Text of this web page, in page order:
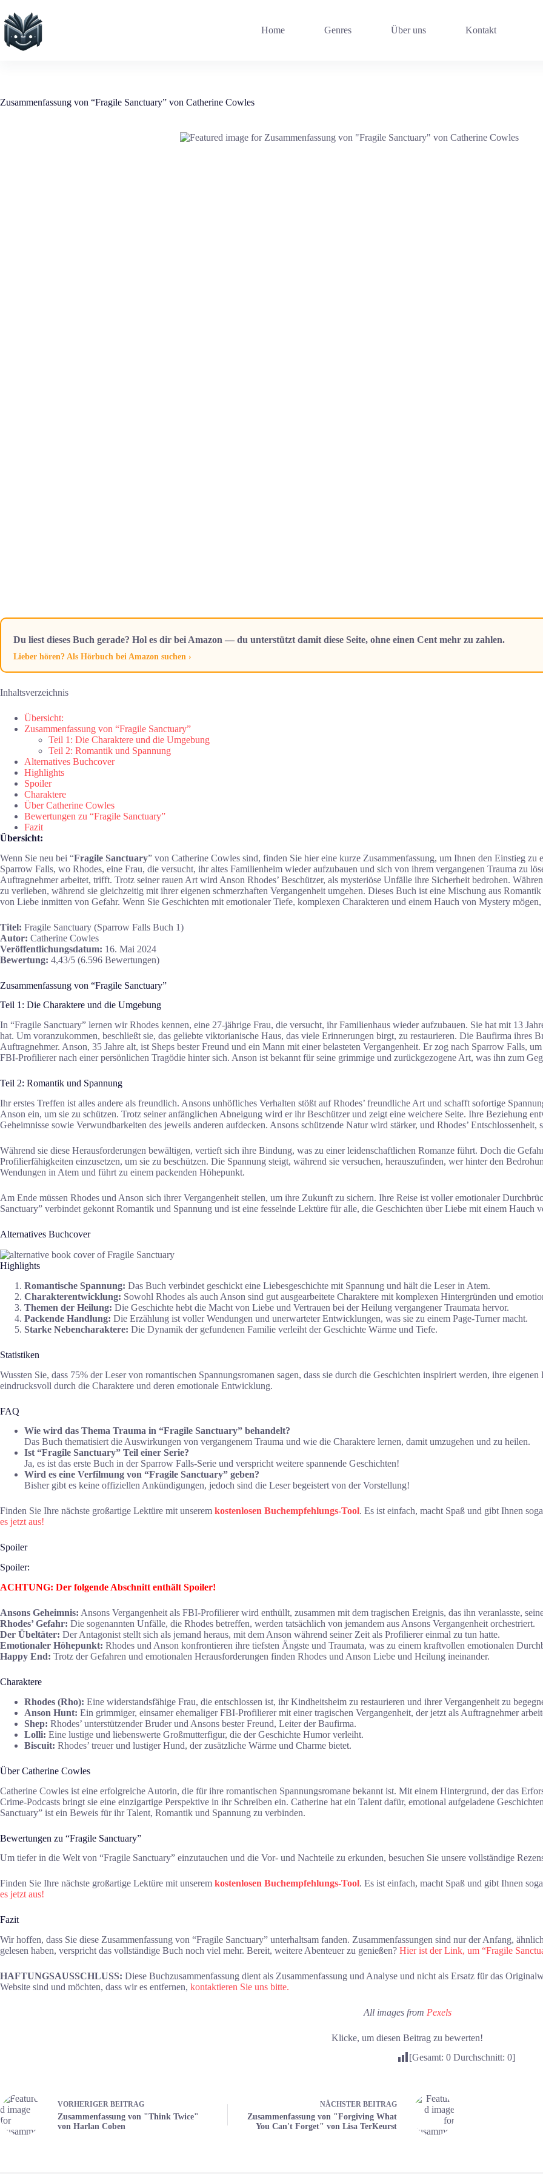
Inhalt
springen
Home Genres Über uns Kontakt
Zusammenfassung von “Fragile Sanctuary” von Catherine Cowles
Du liest dieses Buch gerade? Hol es dir bei Amazon — du unterstützt damit diese Seite, ohne einen Cent mehr zu zahlen.
Lieber hören? Als Hörbuch bei Amazon suchen ›
Inhaltsverzeichnis
Übersicht:
Zusammenfassung von “Fragile Sanctuary”
Teil 1: Die Charaktere und die Umgebung
Teil 2: Romantik und Spannung
Alternatives Buchcover
Highlights
Spoiler
Charaktere
Über Catherine Cowles
Bewertungen zu “Fragile Sanctuary”
Fazit
Übersicht:
Wenn Sie neu bei “Fragile Sanctuary” von Catherine Cowles sind, finden Sie hier eine kurze Zusammenfassung, um Ihnen den Einstieg
Sparrow Falls, wo Rhodes, eine Frau, die versucht, ihr altes Familienheim wieder aufzubauen und sich von ihrem vergangenen Trauma zu
Auftragnehmer arbeitet, trifft. Trotz seiner rauen Art wird Anson Rhodes’ Beschützer, als mysteriöse Unfälle ihre Sicherheit bedrohen.
zu verlieben, während sie gleichzeitig mit ihrer eigenen schmerzhaften Vergangenheit umgehen. Dieses Buch ist eine Mischung aus
von Liebe inmitten von Gefahr. Wenn Sie Geschichten mit emotionaler Tiefe, komplexen Charakteren und einem Hauch von Mystery
Titel: Fragile Sanctuary (Sparrow Falls Buch 1)
Autor: Catherine Cowles
Veröffentlichungsdatum: 16. Mai 2024
Bewertung: 4,43/5 (6.596 Bewertungen)
Zusammenfassung von “Fragile Sanctuary”
Teil 1: Die Charaktere und die Umgebung
In “Fragile Sanctuary” lernen wir Rhodes kennen, eine 27-jährige Frau, die versucht, ihr Familienhaus wieder aufzubauen. Sie hat mit 13
hat. Um voranzukommen, beschließt sie, das geliebte viktorianische Haus, das viele Erinnerungen birgt, zu restaurieren. Die Baufirma ihres
Auftragnehmer. Anson, 35 Jahre alt, ist Sheps bester Freund und ein Mann mit einer belasteten Vergangenheit. Er zog nach Sparrow Falls,
FBI-Profilierer nach einer persönlichen Tragödie hinter sich. Anson ist bekannt für seine grimmige und zurückgezogene Art, was ihn zum
Teil 2: Romantik und Spannung
Ihr erstes Treffen ist alles andere als freundlich. Ansons unhöfliches Verhalten stößt auf Rhodes’ freundliche Art und schafft sofortige
Anson ein, um sie zu schützen. Trotz seiner anfänglichen Abneigung wird er ihr Beschützer und zeigt eine weichere Seite. Ihre Beziehung
Geheimnisse sowie Verwundbarkeiten des jeweils anderen aufdecken. Ansons schützende Natur wird stärker, und Rhodes’
Während sie diese Herausforderungen bewältigen, vertieft sich ihre Bindung, was zu einer leidenschaftlichen Romanze führt. Doch die
Profilierfähigkeiten einzusetzen, um sie zu beschützen. Die Spannung steigt, während sie versuchen, herauszufinden, wer hinter den
Wendungen in Atem und führt zu einem packenden Höhepunkt.
Am Ende müssen Rhodes und Anson sich ihrer Vergangenheit stellen, um ihre Zukunft zu sichern. Ihre Reise ist voller emotionaler
Sanctuary” verbindet gekonnt Romantik und Spannung und ist eine fesselnde Lektüre für alle, die Geschichten über Liebe mit einem Hauch
Alternatives Buchcover
Highlights
Romantische Spannung: Das Buch verbindet geschickt eine Liebesgeschichte mit Spannung und hält die Leser in Atem.
Charakterentwicklung: Sowohl Rhodes als auch Anson sind gut ausgearbeitete Charaktere mit komplexen Hintergründen und
Themen der Heilung: Die Geschichte hebt die Macht von Liebe und Vertrauen bei der Heilung vergangener Traumata hervor.
Packende Handlung: Die Erzählung ist voller Wendungen und unerwarteter Entwicklungen, was sie zu einem Page-Turner macht.
Starke Nebencharaktere: Die Dynamik der gefundenen Familie verleiht der Geschichte Wärme und Tiefe.
Statistiken
Wussten Sie, dass 75% der Leser von romantischen Spannungsromanen sagen, dass sie durch die Geschichten inspiriert werden, ihre
eindrucksvoll durch die Charaktere und deren emotionale Entwicklung.
FAQ
Wie wird das Thema Trauma in “Fragile Sanctuary” behandelt?
Das Buch thematisiert die Auswirkungen von vergangenem Trauma und wie die Charaktere lernen, damit umzugehen und zu heilen.
Ist “Fragile Sanctuary” Teil einer Serie?
Ja, es ist das erste Buch in der Sparrow Falls-Serie und verspricht weitere spannende Geschichten!
Wird es eine Verfilmung von “Fragile Sanctuary” geben?
Bisher gibt es keine offiziellen Ankündigungen, jedoch sind die Leser begeistert von der Vorstellung!
Finden Sie Ihre nächste großartige Lektüre mit unserem kostenlosen Buchempfehlungs-Tool. Es ist einfach, macht Spaß und gibt Ihnen
es jetzt aus!
Spoiler
Spoiler:
ACHTUNG: Der folgende Abschnitt enthält Spoiler!
Ansons Geheimnis: Ansons Vergangenheit als FBI-Profilierer wird enthüllt, zusammen mit dem tragischen Ereignis, das ihn veranlasste,
Rhodes’ Gefahr: Die sogenannten Unfälle, die Rhodes betreffen, werden tatsächlich von jemandem aus Ansons Vergangenheit orchestriert.
Der Übeltäter: Der Antagonist stellt sich als jemand heraus, mit dem Anson während seiner Zeit als Profilierer einmal zu tun hatte.
Emotionaler Höhepunkt: Rhodes und Anson konfrontieren ihre tiefsten Ängste und Traumata, was zu einem kraftvollen emotionalen
Happy End: Trotz der Gefahren und emotionalen Herausforderungen finden Rhodes und Anson Liebe und Heilung ineinander.
Charaktere
Rhodes (Rho): Eine widerstandsfähige Frau, die entschlossen ist, ihr Kindheitsheim zu restaurieren und ihrer Vergangenheit zu
Anson Hunt: Ein grimmiger, einsamer ehemaliger FBI-Profilierer mit einer tragischen Vergangenheit, der jetzt als Auftragnehmer
Shep: Rhodes’ unterstützender Bruder und Ansons bester Freund, Leiter der Baufirma.
Lolli: Eine lustige und liebenswerte Großmutterfigur, die der Geschichte Humor verleiht.
Biscuit: Rhodes’ treuer und lustiger Hund, der zusätzliche Wärme und Charme bietet.
Über Catherine Cowles
Catherine Cowles ist eine erfolgreiche Autorin, die für ihre romantischen Spannungsromane bekannt ist. Mit einem Hintergrund, der das
Crime-Podcasts bringt sie eine einzigartige Perspektive in ihr Schreiben ein. Catherine hat ein Talent dafür, emotional aufgeladene
Sanctuary” ist ein Beweis für ihr Talent, Romantik und Spannung zu verbinden.
Bewertungen zu “Fragile Sanctuary”
Um tiefer in die Welt von “Fragile Sanctuary” einzutauchen und die Vor- und Nachteile zu erkunden, besuchen Sie unsere vollständige
Finden Sie Ihre nächste großartige Lektüre mit unserem kostenlosen Buchempfehlungs-Tool. Es ist einfach, macht Spaß und gibt Ihnen
es jetzt aus!
Fazit
Wir hoffen, dass Sie diese Zusammenfassung von “Fragile Sanctuary” unterhaltsam fanden. Zusammenfassungen sind nur der Anfang,
gelesen haben, verspricht das vollständige Buch noch viel mehr. Bereit, weitere Abenteuer zu genießen? Hier ist der Link, um “Fragile
HAFTUNGSAUSSCHLUSS: Diese Buchzusammenfassung dient als Zusammenfassung und Analyse und nicht als Ersatz für das
Website sind und möchten, dass wir es entfernen, kontaktieren Sie uns bitte.
All images from Pexels
Klicke, um diesen Beitrag zu bewerten!
[Gesamt: 0Durchschnitt: 0]
VORHERIGER BEITRAG
Zusammenfassung von "Think Twice"
von Harlan Coben
NÄCHSTER BEITRAG
Zusammenfassung von "Forgiving What
You Can't Forget" von Lisa TerKeurst